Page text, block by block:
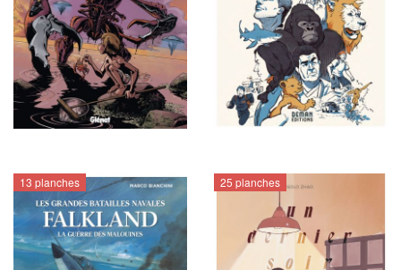
13 planches 25 planches